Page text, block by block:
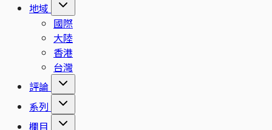
地域
國際
大陸
香港
台灣
評論
系列
欄目